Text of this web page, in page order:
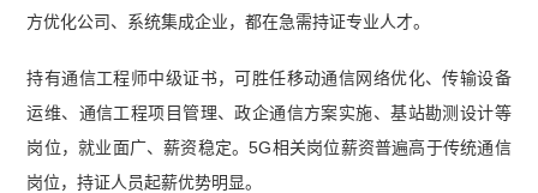
集锦】 【2026年中级通信工程师终端与业务知识
方优化公司、系统集成企业，都在急需持证专业人才。
持有通信工程师中级证书，可胜任移动通信网络优化、传输设备
运维、通信工程项目管理、政企通信方案实施、基站勘测设计等
岗位，就业面广、薪资稳定。5G相关岗位薪资普遍高于传统通信
岗位，持证人员起薪优势明显。